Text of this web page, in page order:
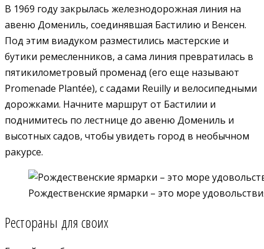
В 1969 году закрылась железнодорожная линия на
авеню Домениль, соединявшая Бастилию и Венсен.
Под этим виадуком разместились мастерские и
бутики ремесленников, а сама линия превратилась в
пятикилометровый променад (его еще называют
Promenade Plantée), с садами Reuilly и велосипедными
дорожками. Начните маршрут от Бастилии и
поднимитесь по лестнице до авеню Домениль и
высотных садов, чтобы увидеть город в необычном
ракурсе.
Рождественские ярмарки – это море
Рестораны для своих